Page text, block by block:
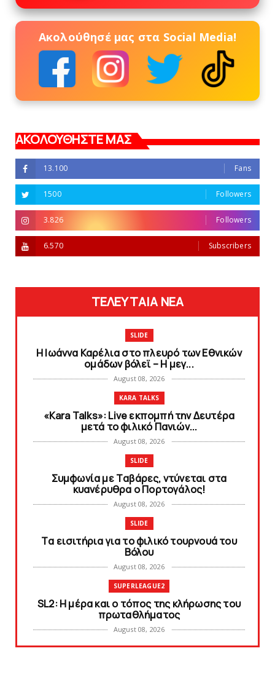
Ακολούθησέ μας στα Social Media!
ΑΚΟΛΟΥΘΗΣΤΕ ΜΑΣ
13.100 Fans
1500 Followers
3.826 Followers
6.570 Subscribers
ΤΕΛΕΥΤΑΙΑ ΝΕΑ
SLIDE
Η Ιωάννα Καρέλια στο πλευρό των Εθνικών
ομάδων βόλεϊ – H μεγ...
August 08, 2026
KARA TALKS
«Kara Talks»: Live εκπομπή την Δευτέρα
μετά το φιλικό Πανιών...
August 08, 2026
SLIDE
Συμφωνία με Tαβάρες, ντύνεται στα
κυανέρυθρα ο Πορτογάλος!
August 08, 2026
SLIDE
Tα εισιτήρια για το φιλικό τουρνουά του
Bόλου
August 08, 2026
SUPERLEAGUE2
SL2: Η μέρα και ο τόπος της κλήρωσης του
πρωταθλήματος
August 08, 2026
KARA TALKS